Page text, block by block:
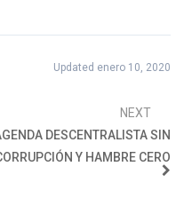
Updated enero 10, 2020
NEXT
DESCENTRALISTA SIN
Y HAMBRE CERO